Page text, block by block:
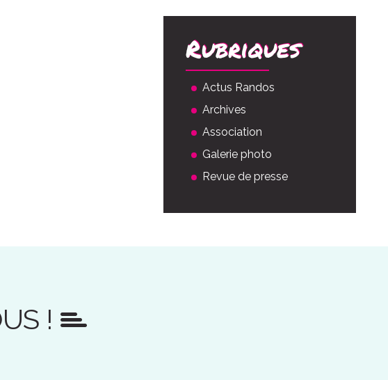
Rubriques
Actus Randos
Archives
Association
Galerie photo
Revue de presse
!